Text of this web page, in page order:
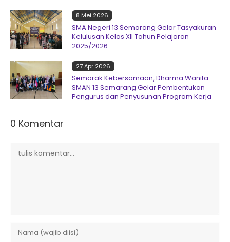
8 Mei 2026
SMA Negeri 13 Semarang Gelar Tasyakuran
Kelulusan Kelas XII Tahun Pelajaran
2025/2026
27 Apr 2026
Semarak Kebersamaan, Dharma Wanita
SMAN 13 Semarang Gelar Pembentukan
Pengurus dan Penyusunan Program Kerja
0 Komentar